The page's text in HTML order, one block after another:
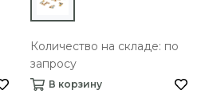
Количество на складе: по
запросу
В корзину